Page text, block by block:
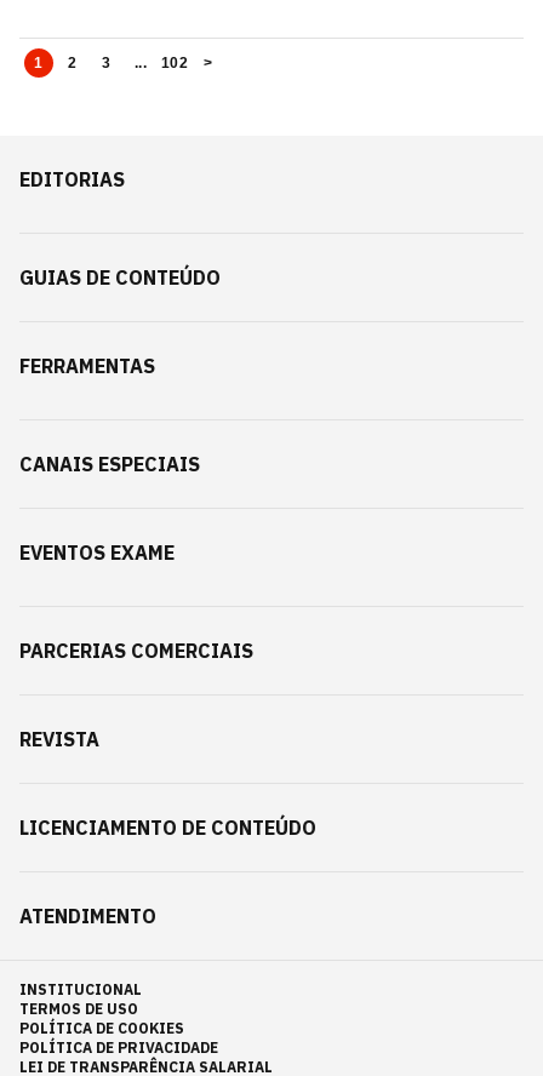
1 2 3 ... 102 >
EDITORIAS
GUIAS DE CONTEÚDO
FERRAMENTAS
CANAIS ESPECIAIS
EVENTOS EXAME
PARCERIAS COMERCIAIS
REVISTA
LICENCIAMENTO DE CONTEÚDO
ATENDIMENTO
INSTITUCIONAL
TERMOS DE USO
POLÍTICA DE COOKIES
POLÍTICA DE PRIVACIDADE
LEI DE TRANSPARÊNCIA SALARIAL